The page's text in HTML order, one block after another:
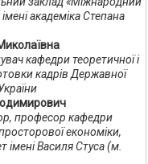
академіка Степана
кафедри теоретичної і
кадрів Державної
професор кафедри
економіки,
імені Василя Стуса (м.